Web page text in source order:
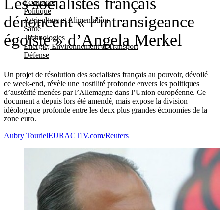
Economie
Politique
Agriculture et Alimentation
Santé
Technologies
Energie, Environnement et Transport
Défense
Les socialistes français
dénoncent « l’intransigeance
égoïste » d’Angela Merkel
Un projet de résolution des socialistes français au pouvoir, dévoilé
ce week-end, révèle une hostilité profonde envers les politiques
d’austérité menées par l’Allemagne dans l’Union européenne. Ce
document a depuis lors été amendé, mais expose la division
idéologique profonde entre les deux plus grandes économies de la
zone euro.
Aubry TourielEURACTIV.com/Reuters